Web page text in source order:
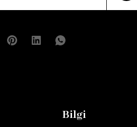
Bilgi